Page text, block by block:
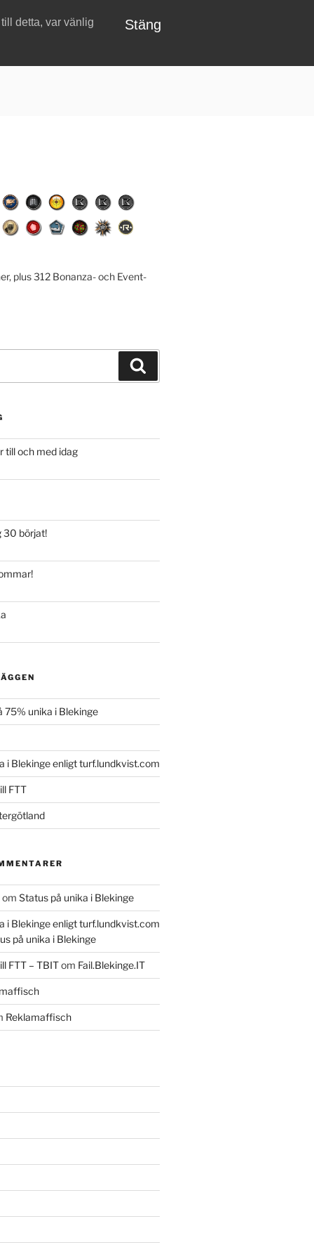
detta, var vänlig Stäng
plus 312 Bonanza- och Event-
till och med idag
30 börjat!
75% unika i Blekinge
i Blekinge enligt turf.lundkvist.com
FTT
om Status på unika i Blekinge
i Blekinge enligt turf.lundkvist.com
på unika i Blekinge
FTT – TBITom Fail.Blekinge.IT
Reklamaffisch